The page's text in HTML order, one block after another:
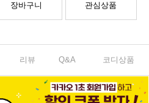
장바구니 관심상품
리뷰 Q&A 코디상품